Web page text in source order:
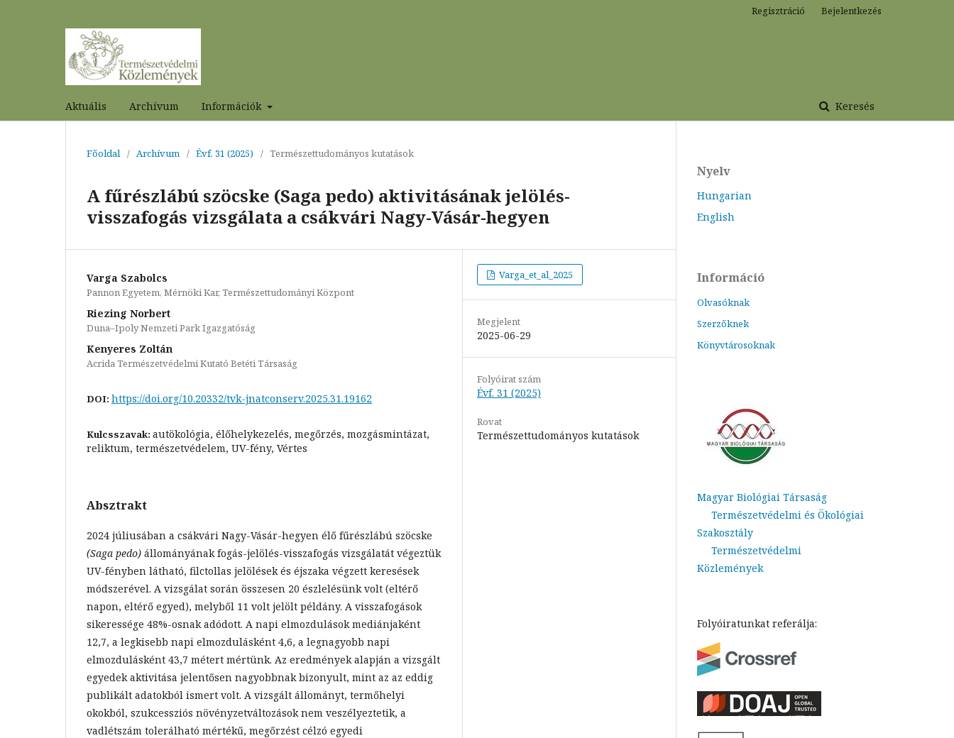
Aktuális Archívum Információk Keresés
Regisztráció Bejelentkezés
Főoldal / Archívum / Évf. 31 (2025) / Természettudományos kutatások
A fűrészlábú szöcske (Saga pedo) aktivitásának jelölés-
visszafogás vizsgálata a csákvári Nagy-Vásár-hegyen
Varga Szabolcs
Pannon Egyetem, Mérnöki Kar, Természettudományi Központ
Riezing Norbert
Duna–Ipoly Nemzeti Park Igazgatóság
Kenyeres Zoltán
Acrida Természetvédelmi Kutató Betéti Társaság
DOI: https://doi.org/10.20332/tvk-jnatconserv.2025.31.19162
Kulcsszavak: autökológia, élőhelykezelés, megőrzés, mozgásmintázat,
reliktum, természetvédelem, UV-fény, Vértes
Absztrakt
2024 júliusában a csákvári Nagy-Vásár-hegyen élő fűrészlábú szöcske
(Saga pedo) állományának fogás-jelölés-visszafogás vizsgálatát végeztük
UV-fényben látható, filctollas jelölések és éjszaka végzett keresések
módszerével. A vizsgálat során összesen 20 észlelésünk volt (eltérő
napon, eltérő egyed), melyből 11 volt jelölt példány. A visszafogások
sikeressége 48%-osnak adódott. A napi elmozdulások mediánjaként
12,7, a legkisebb napi elmozdulásként 4,6, a legnagyobb napi
elmozdulásként 43,7 métert mértünk. Az eredmények alapján a vizsgált
egyedek aktivitása jelentősen nagyobbnak bizonyult, mint az az eddig
publikált adatokból ismert volt. A vizsgált állományt, termőhelyi
okokból, szukcessziós növényzetváltozások nem veszélyeztetik, a
vadlétszám tolerálható mértékű, megőrzést célzó egyedi
Varga_et_al_2025
Megjelent
2025-06-29
Folyóirat szám
Évf. 31 (2025)
Rovat
Természettudományos kutatások
Nyelv
Hungarian
English
Információ
Olvasóknak
Szerzőknek
Könyvtárosoknak
Magyar Biológiai Társaság
Természetvédelmi és Ökológiai
Szakosztály
Természetvédelmi
Közlemények
Folyóiratunkat referálja: